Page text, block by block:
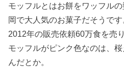
モッフルとはお餅をワッフル
岡で大人気のお菓子だそうです
2012年の販売依頼60万食を売
モッフルがピンク色なのは、
んだとか。